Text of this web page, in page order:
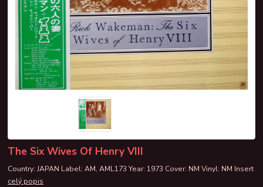
The Six Wives Of Henry VIII
Country: JAPAN Label: AM, AML173 Year: 1973 Cover: NM Vinyl: NM Insert
celý popis